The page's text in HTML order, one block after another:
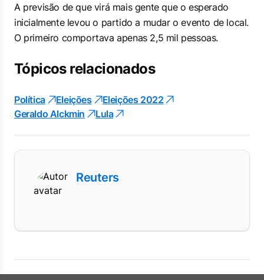
A previsão de que virá mais gente que o esperado
inicialmente levou o partido a mudar o evento de local.
O primeiro comportava apenas 2,5 mil pessoas.
Tópicos relacionados
Política Eleições
Eleições 2022
Geraldo Alckmin
Lula
Reuters